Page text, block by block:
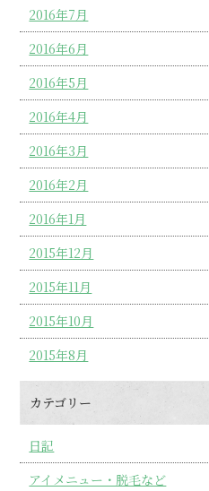
2016年7月
2016年6月
2016年5月
2016年4月
2016年3月
2016年2月
2016年1月
2015年12月
2015年11月
2015年10月
2015年8月
カテゴリー
日記
アイメニュー・脱毛など